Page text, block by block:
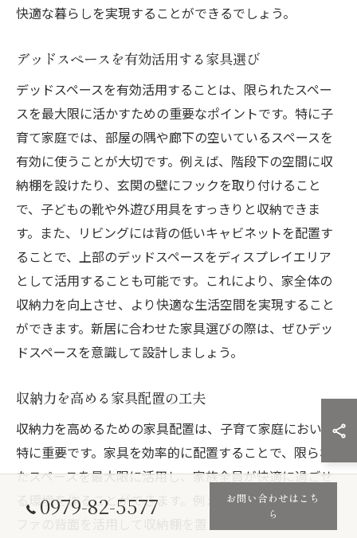
快適な暮らしを実現することができるでしょう。
デッドスペースを有効活用する家具選び
デッドスペースを有効活用することは、限られたスペー
スを最大限に活かすための重要なポイントです。特に子
育て家庭では、部屋の隅や廊下の空いているスペースを
有効に使うことが大切です。例えば、階段下の空間に収
納棚を設けたり、玄関の壁にフックを取り付けること
で、子どもの靴や外遊び用具をすっきりと収納できま
す。また、リビングには背の低いキャビネットを配置す
ることで、上部のデッドスペースをディスプレイエリア
として活用することも可能です。これにより、家全体の
収納力を向上させ、より快適な生活空間を実現すること
ができます。新居に合わせた家具選びの際は、ぜひデッ
ドスペースを意識して設計しましょう。
収納力を高める家具配置の工夫
収納力を高めるための家具配置は、子育て家庭において
特に重要です。家具を効率的に配置することで、限られ
たスペースを最大限に活用し、家族全員が快適に過ごせ
る環境を作ることができます。例えば、リビングにはソ
ファの背面を活用して収納棚を置くことで、スペースを
0979-82-5577
お問い合わせはこち
ら